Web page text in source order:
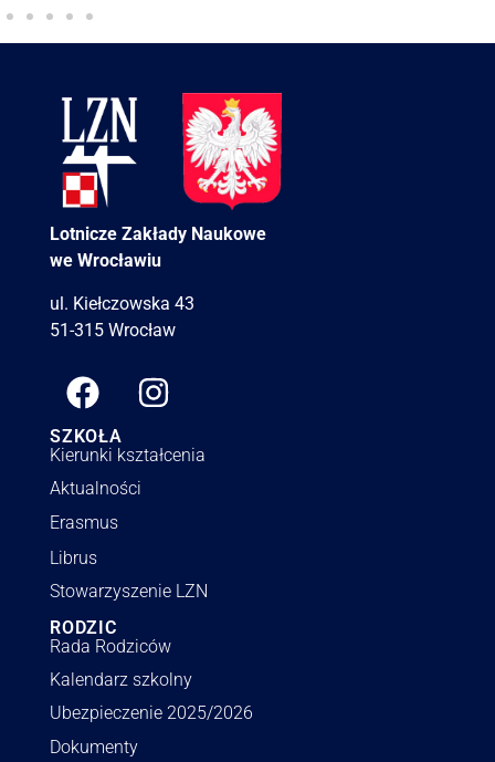
Lotnicze Zakłady Naukowe
we Wrocławiu
ul. Kiełczowska 43
51-315 Wrocław
SZKOŁA
Kierunki kształcenia
Aktualności
Erasmus
Librus
Stowarzyszenie LZN
RODZIC
Rada Rodziców
Kalendarz szkolny
Ubezpieczenie 2025/2026
Dokumenty